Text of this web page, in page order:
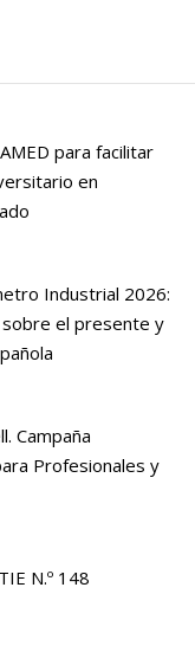
para facilitar
en
Industrial 2026:
sobre el presente y
Campaña
Profesionales y
N.º 148